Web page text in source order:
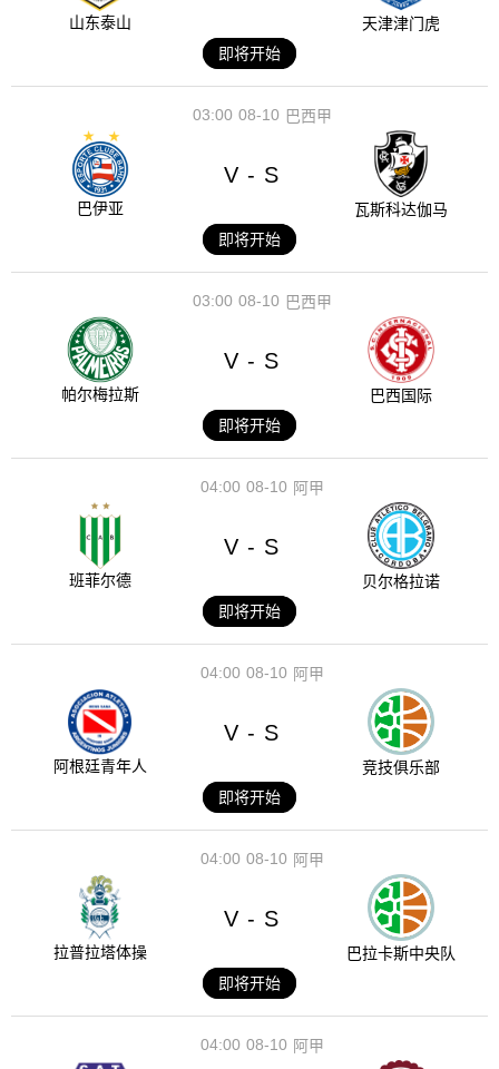
山东泰山
天津津门虎
即将开始
08-10
03:00 巴西甲
巴伊亚
V - S
瓦斯科达伽马
即将开始
08-10
03:00 巴西甲
帕尔梅拉斯
V - S
巴西国际
即将开始
08-10
04:00 阿甲
班菲尔德
V - S
贝尔格拉诺
即将开始
08-10
04:00 阿甲
阿根廷青年人
V - S
竞技俱乐部
即将开始
08-10
04:00 阿甲
拉普拉塔体操
V - S
巴拉卡斯中央队
即将开始
08-10
04:00 阿甲